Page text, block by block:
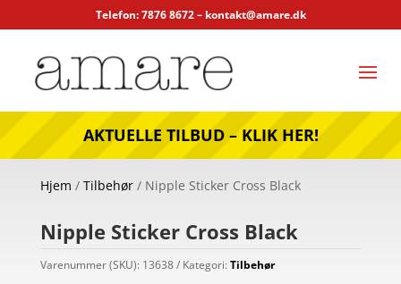
Telefon: 7876 8672 – kontakt@amare.dk
AKTUELLE TILBUD – KLIK HER!
Hjem / Tilbehør/ Nipple Sticker Cross Black
Nipple Sticker Cross Black
Varenummer (SKU): 13638 Kategori: Tilbehør